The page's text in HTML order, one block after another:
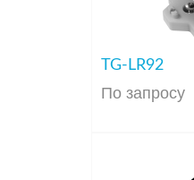
TG-LR92
По запросу